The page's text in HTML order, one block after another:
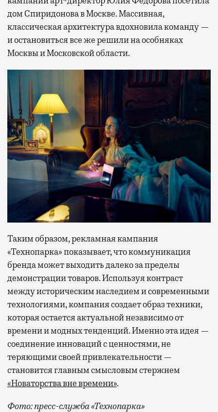
дом Спиридонова в Москве. Массивная,
классическая архитектура вдохновила команду —
и остановиться все же решили на особняках
Москвы и Московской области.
Таким образом, рекламная кампания
«Технопарка» показывает, что коммуникация
бренда может выходить далеко за пределы
демонстрации товаров. Используя контраст
между историческим наследием и современными
технологиями, компания создает образ техники,
которая остается актуальной независимо от
времени и модных тенденций. Именно эта идея —
соединение инноваций с ценностями, не
теряющими своей привлекательности —
становится главным смысловым стержнем
«Новаторства вне времени».
Фото: пресс-служба «Технопарка»